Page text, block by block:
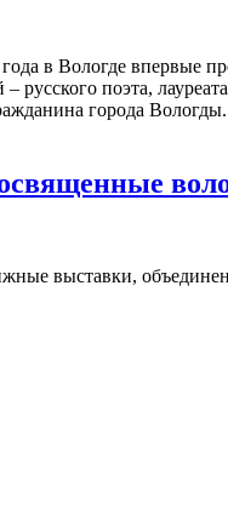
в Вологде впервые
русского поэта,
города Вологды.
выставки,